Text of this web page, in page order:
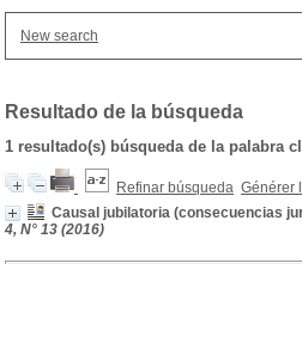
New search
Resultado de la búsqueda
1 resultado(s) búsqueda de la palabra
Refinar búsqueda Générer
Causal jubilatoria (consecuencias
4, N° 13 (2016)